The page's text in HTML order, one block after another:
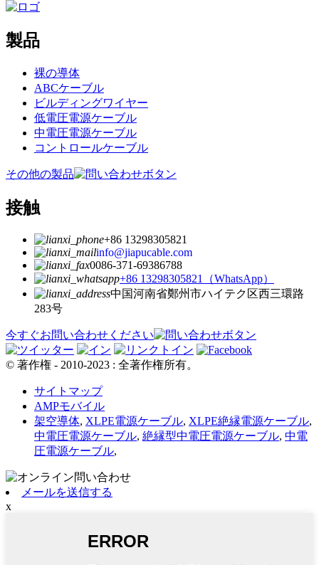
製品
裸の導体
ABCケーブル
ビルディングワイヤー
低電圧電源ケーブル
中電圧電源ケーブル
コントロールケーブル
その他の製品
接触
+86 13298305821
info@jiapucable.com
0086-371-69386788
+86 13298305821（WhatsApp）
中国河南省鄭州市ハイテク区西三環路
283号
今すぐお問い合わせください
© 著作権 - 2010-2023 : 全著作権所有。
サイトマップ
AMPモバイル
架空導体, XLPE電源ケーブル, XLPE絶縁電源ケーブル,
中電圧電源ケーブル, 絶縁型中電圧電源ケーブル, 中電
圧電源ケーブル,
メールを送信する
x